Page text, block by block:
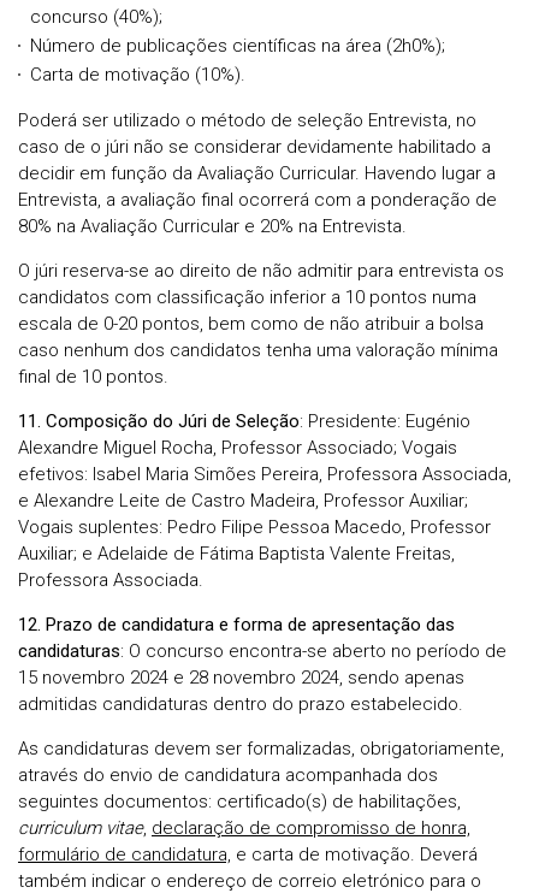
concurso (40%);
Número de publicações científicas na área (2h0%);
Carta de motivação (10%).
Poderá ser utilizado o método de seleção Entrevista, no
caso de o júri não se considerar devidamente habilitado a
decidir em função da Avaliação Curricular. Havendo lugar a
Entrevista, a avaliação final ocorrerá com a ponderação de
80% na Avaliação Curricular e 20% na Entrevista.
O júri reserva-se ao direito de não admitir para entrevista os
candidatos com classificação inferior a 10 pontos numa
escala de 0-20 pontos, bem como de não atribuir a bolsa
caso nenhum dos candidatos tenha uma valoração mínima
final de 10 pontos.
11. Composição do Júri de Seleção: Presidente: Eugénio
Alexandre Miguel Rocha, Professor Associado; Vogais
efetivos: Isabel Maria Simões Pereira, Professora Associada,
e Alexandre Leite de Castro Madeira, Professor Auxiliar;
Vogais suplentes: Pedro Filipe Pessoa Macedo, Professor
Auxiliar; e Adelaide de Fátima Baptista Valente Freitas,
Professora Associada.
12. Prazo de candidatura e forma de apresentação das
candidaturas: O concurso encontra-se aberto no período de
15 novembro 2024 e 28 novembro 2024, sendo apenas
admitidas candidaturas dentro do prazo estabelecido.
As candidaturas devem ser formalizadas, obrigatoriamente,
através do envio de candidatura acompanhada dos
seguintes documentos: certificado(s) de habilitações,
curriculum vitae, declaração de compromisso de honra,
formulário de candidatura, e carta de motivação. Deverá
também indicar o endereço de correio eletrónico para o